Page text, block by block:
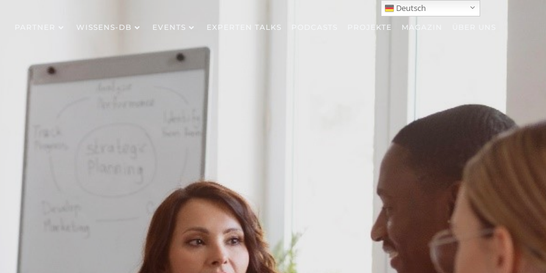
WISSENS-DB EVENTS EXPERTEN TALKS PROJEKTE MAGAZIN
Deutsch